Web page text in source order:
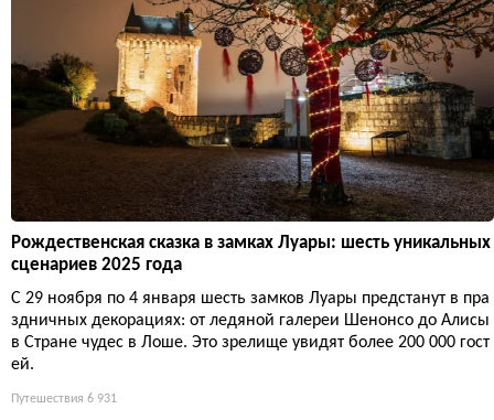
Рождественская сказка в замках Луары: шесть уникальных
сценариев 2025 года
С 29 ноября по 4 января шесть замков Луары предстанут в пра
здничных декорациях: от ледяной галереи Шенонсо до Алисы
в Стране чудес в Лоше. Это зрелище увидят более 200 000 гост
ей.
Путешествия 6 931